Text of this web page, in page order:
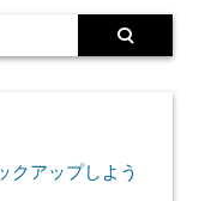
クアップしよう